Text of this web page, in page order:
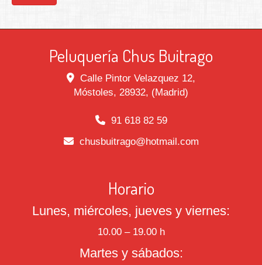
Peluquería Chus Buitrago
Calle Pintor Velazquez 12,
Móstoles, 28932, (Madrid)
91 618 82 59
chusbuitrago
hotmail.com
Horario
Lunes, miércoles, jueves y viernes:
10.00 – 19.00 h
Martes y sábados: